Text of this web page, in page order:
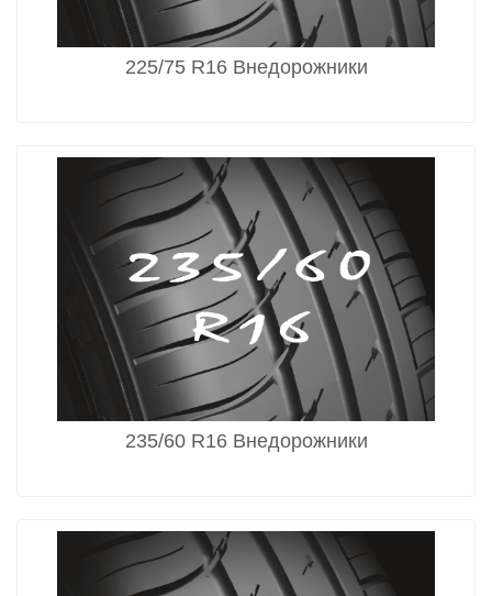
225/75 R16 Внедорожники
235/60 R16 Внедорожники